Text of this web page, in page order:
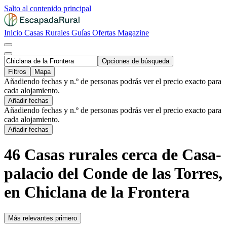
Salto al contenido principal
Inicio Casas Rurales Guías Ofertas Magazine
Opciones de búsqueda
Filtros
Mapa
Añadiendo fechas y n.º de personas podrás ver el precio exacto para
cada alojamiento.
Añadir fechas
Añadiendo fechas y n.º de personas podrás ver el precio exacto para
cada alojamiento.
Añadir fechas
46 Casas rurales cerca de Casa-
palacio del Conde de las Torres,
en Chiclana de la Frontera
Más relevantes primero